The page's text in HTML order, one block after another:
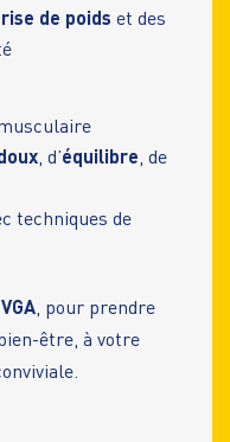
de poids et des
, d’équilibre, de
techniques de
, pour prendre
être, à votre